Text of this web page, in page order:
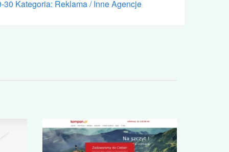
30 Kategoria: Reklama / Inne Agencje